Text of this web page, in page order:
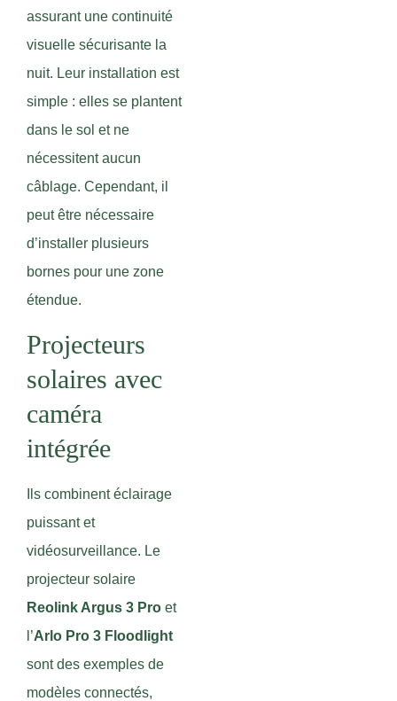
assurant une continuité
visuelle sécurisante la
nuit. Leur installation est
simple : elles se plantent
dans le sol et ne
nécessitent aucun
câblage. Cependant, il
peut être nécessaire
d’installer plusieurs
bornes pour une zone
étendue.
Projecteurs
solaires avec
caméra
intégrée
Ils combinent éclairage
puissant et
vidéosurveillance. Le
projecteur solaire
Reolink Argus 3 Pro et
l’Arlo Pro 3 Floodlight
sont des exemples de
modèles connectés,